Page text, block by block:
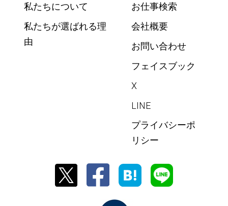
私たちについて
私たちが選ばれる理
由
お仕事検索
会社概要
お問い合わせ
フェイスブック
X
LINE
プライバシーポ
リシー